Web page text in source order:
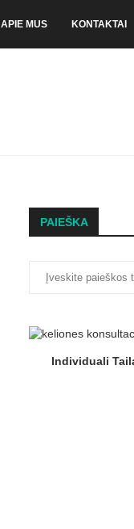
APIE MUS KONTAKTAI
PAIEŠKA
Individuali